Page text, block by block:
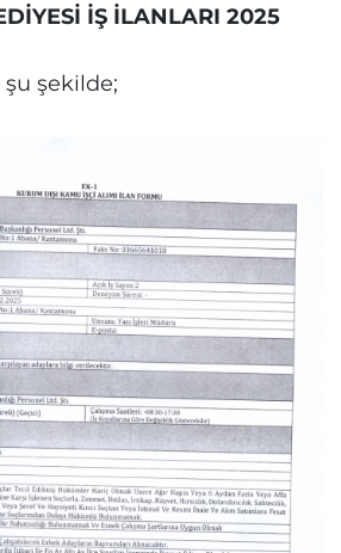
İŞ İLANLARI 2025
şu şekilde;